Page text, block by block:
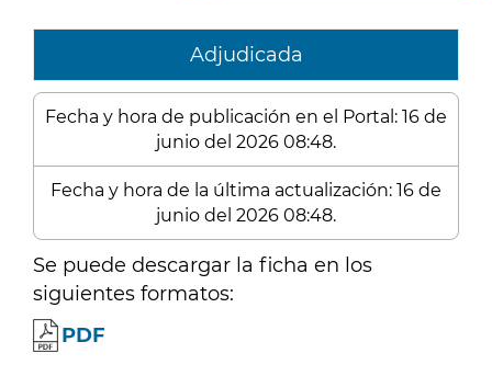
Adjudicada
Fecha y hora de publicación en el Portal: 16 de
junio del 2026 08:48.
Fecha y hora de la última actualización: 16 de
junio del 2026 08:48.
Se puede descargar la ficha en los
siguientes formatos:
PDF